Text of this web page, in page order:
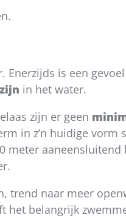
Enerzijds is een gevoel
in het water.
zijn er geen
in z’n huidige vorm
meter aaneensluitend
trend naar meer
het belangrijk